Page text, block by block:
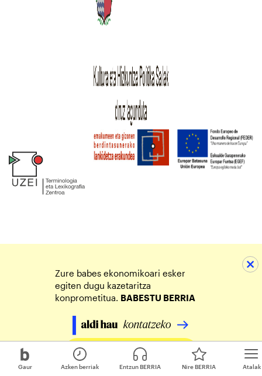
Gaur Atalak
Azken berriak Entzun BERRIA Nire BERRIA
Zure babes ekonomikoari esker
egiten dugu kazetaritza
konprometitua. BABESTU BERRIA
Egin zure ekarpena